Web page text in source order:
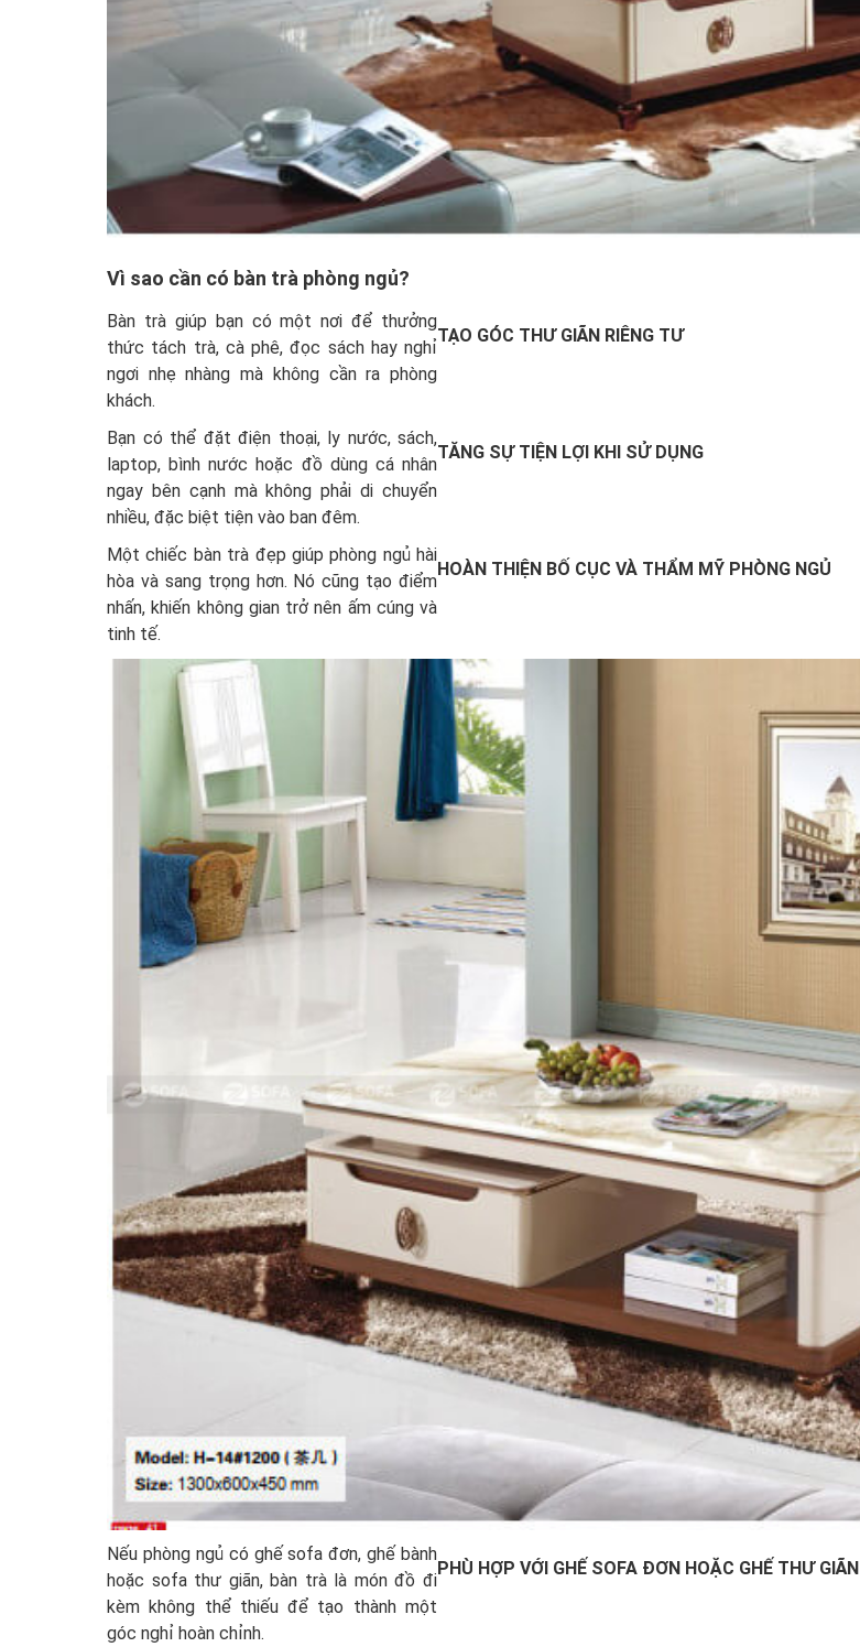
Vì sao cần có bàn trà phòng ngủ?
TẠO GÓC THƯ GIÃN RIÊNG TƯ
Bàn trà giúp bạn có một nơi để thưởng
thức tách trà, cà phê, đọc sách hay nghỉ
ngơi nhẹ nhàng mà không cần ra phòng
khách.
TĂNG SỰ TIỆN LỢI KHI SỬ DỤNG
Bạn có thể đặt điện thoại, ly nước, sách,
laptop, bình nước hoặc đồ dùng cá nhân
ngay bên cạnh mà không phải di chuyển
nhiều, đặc biệt tiện vào ban đêm.
HOÀN THIỆN BỐ CỤC VÀ THẨM MỸ PHÒNG NGỦ
Một chiếc bàn trà đẹp giúp phòng ngủ hài
hòa và sang trọng hơn. Nó cũng tạo điểm
nhấn, khiến không gian trở nên ấm cúng và
tinh tế.
PHÙ HỢP VỚI GHẾ SOFA ĐƠN HOẶC GHẾ THƯ GIÃN
Nếu phòng ngủ có ghế sofa đơn, ghế bành
hoặc sofa thư giãn, bàn trà là món đồ đi
kèm không thể thiếu để tạo thành một
góc nghỉ hoàn chỉnh.